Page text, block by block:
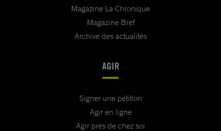
Magazine La Chronique
Magazine Bref
Archive des actualités
AGIR
Signer une pétition
Agir en ligne
Agir près de chez soi